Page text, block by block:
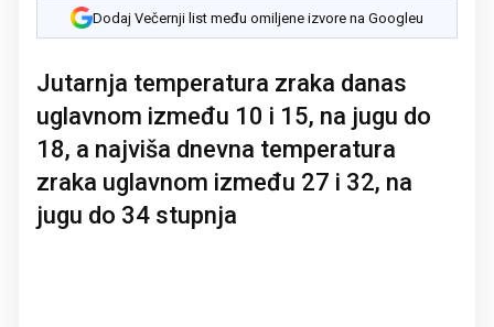
Dodaj Večernji list među omiljene izvore na Googleu
Jutarnja temperatura zraka danas
uglavnom između 10 i 15, na jugu do
18, a najviša dnevna temperatura
zraka uglavnom između 27 i 32, na
jugu do 34 stupnja